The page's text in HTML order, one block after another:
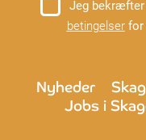
Jeg
betingelserfor
Nyheder
Jobs i